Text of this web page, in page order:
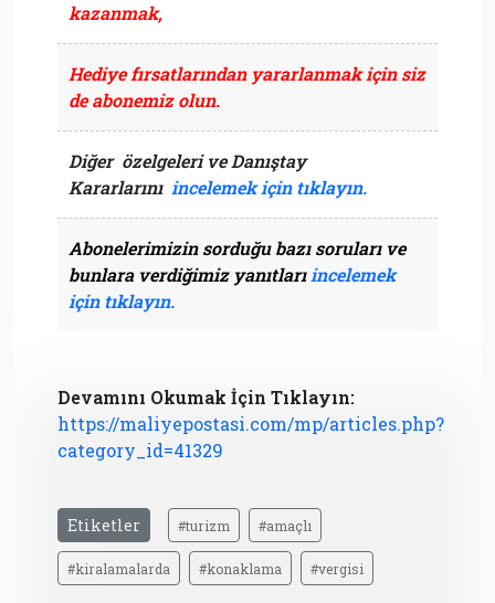
kazanmak,
Hediye fırsatlarından yararlanmakiçin siz
de abonemiz olun.
Diğer özelgeleri ve Danıştay
Kararlarını incelemek için tıklayın.
Abonelerimizin sorduğu bazı soruları ve
bunlara verdiğimiz yanıtları incelemek
için tıklayın.
Devamını Okumak İçin Tıklayın:
https://maliyepostasi.com/mp/articles.php?
category_id=41329
Etiketler #turizm #amaçlı
#kiralamalarda #konaklama #vergisi